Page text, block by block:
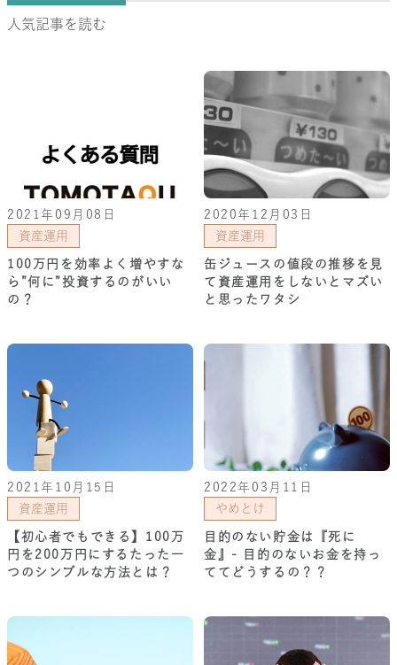
人気記事を読む
2021年09月08日
資産運用
100万円を効率よく増やすな
ら”何に”投資するのがいい
の？
2020年12月03日
資産運用
缶ジュースの値段の推移を見
て資産運用をしないとマズい
と思ったワタシ
2021年10月15日
資産運用
【初心者でもできる】100万
円を200万円にするたった一
つのシンプルな方法とは？
2022年03月11日
やめとけ
目的のない貯金は『死に
金』- 目的のないお金を持っ
ててどうするの？？